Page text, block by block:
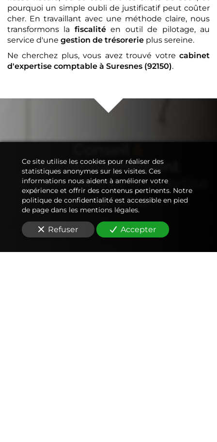
pourquoi un simple oubli de justificatif peut coûter
cher. En travaillant avec une méthode claire, nous
transformons la fiscalitéen outil de pilotage, au
service d'une gestion de trésorerie plus sereine.
Ne cherchez plus, vous avez trouvé votre cabinet
d'expertise comptable à Suresnes (92150).
Accompagnement
de votrecabinet d'expertise
comptable
Ce site utilise les cookies pour réaliser des
statistiques anonymes sur les visites. Ces
informations nous aident à améliorer votre
expérience et offrir des contenus pertinents. Notre
politique de confidentialité est accessible en pied
de page dans les mentions légales.
Refuser Accepter